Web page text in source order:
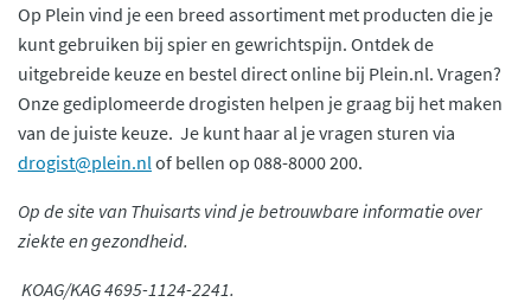
Op Plein vind je een breed assortiment met producten die je
kunt gebruiken bij spier en gewrichtspijn. Ontdek de
uitgebreide keuze en bestel direct online bij Plein.nl. Vragen?
Onze gediplomeerde drogisten helpen je graag bij het maken
van de juiste keuze. Je kunt haar al je vragen sturen via
drogist@plein.nl of bellen op 088-8000 200.
Op de site van Thuisarts vind je betrouwbare informatie over
ziekte en gezondheid.
KOAG/KAG 4695-1124-2241.